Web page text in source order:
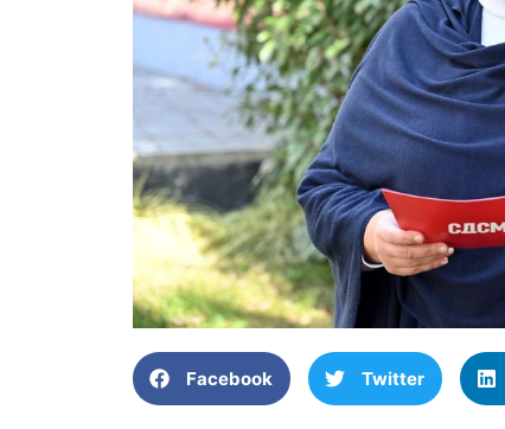
Facebook Twitter